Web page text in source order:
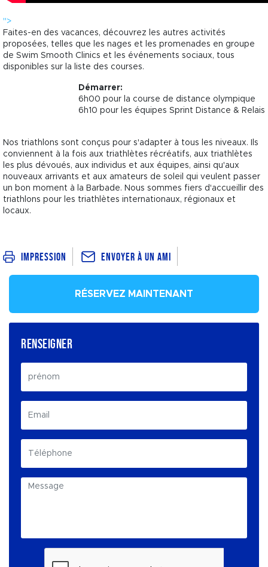
">
Faites-en des vacances, découvrez les autres activités
proposées, telles que les nages et les promenades en groupe
de Swim Smooth Clinics et les événements sociaux, tous
disponibles sur la liste des courses.
Démarrer:
6h00 pour la course de distance olympique
6h10 pour les équipes Sprint Distance & Relais
Nos triathlons sont conçus pour s'adapter à tous les niveaux. Ils
conviennent à la fois aux triathlètes récréatifs, aux triathlètes
les plus dévoués, aux individus et aux équipes, ainsi qu'aux
nouveaux arrivants et aux amateurs de soleil qui veulent passer
un bon moment à la Barbade. Nous sommes fiers d'accueillir des
triathlons pour les triathlètes internationaux, régionaux et
locaux.
Impression Envoyer à un ami
RÉSERVEZ MAINTENANT
RENSEIGNER